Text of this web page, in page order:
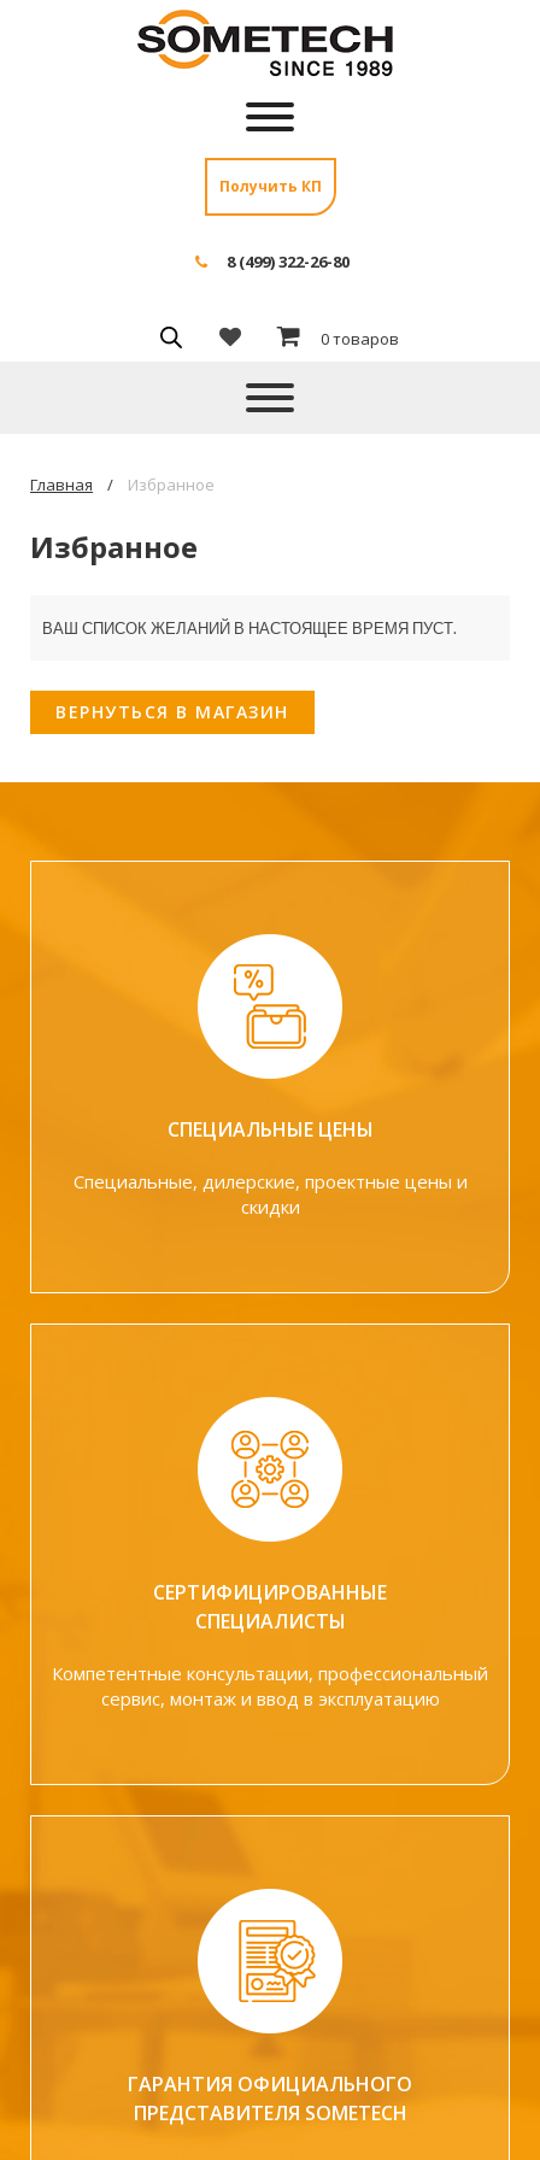
Получить КП
8 (499) 322-26-80
0 товаров
Главная Избранное
Избранное
ВАШ СПИСОК ЖЕЛАНИЙ В НАСТОЯЩЕЕ ВРЕМЯ ПУСТ.
ВЕРНУТЬСЯ В МАГАЗИН
СПЕЦИАЛЬНЫЕ ЦЕНЫ
Специальные, дилерские, проектные цены и
скидки
СЕРТИФИЦИРОВАННЫЕ
СПЕЦИАЛИСТЫ
Компетентные консультации, профессиональный
сервис, монтаж и ввод в эксплуатацию
ГАРАНТИЯ ОФИЦИАЛЬНОГО
ПРЕДСТАВИТЕЛЯ SOMETECH